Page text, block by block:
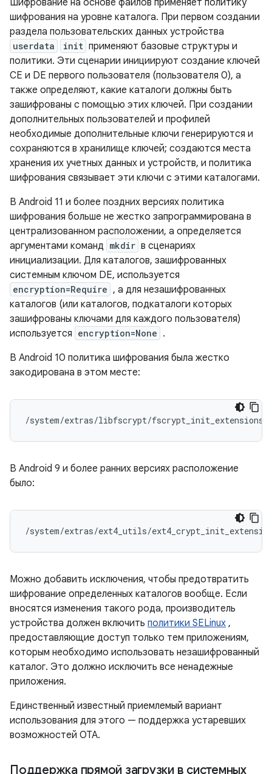
Шифрование на основе файлов применяет политику
шифрования на уровне каталога. При первом создании
раздела пользовательских данных устройства
userdata init применяют базовые структуры и
политики. Эти сценарии инициируют создание ключей
CE и DE первого пользователя (пользователя 0), а
также определяют, какие каталоги должны быть
зашифрованы с помощью этих ключей. При создании
дополнительных пользователей и профилей
необходимые дополнительные ключи генерируются и
сохраняются в хранилище ключей; создаются места
хранения их учетных данных и устройств, и политика
шифрования связывает эти ключи с этими каталогами.
В Android 11 и более поздних версиях политика
шифрования больше не жестко запрограммирована в
централизованном расположении, а определяется
аргументами команд mkdir в сценариях
инициализации. Для каталогов, зашифрованных
системным ключом DE, используется
encryption=Require , а для незашифрованных
каталогов (или каталогов, подкаталоги которых
зашифрованы ключами для каждого пользователя)
используется encryption=None .
В Android 10 политика шифрования была жестко
закодирована в этом месте:
/system/extras/libfscrypt/
В Android 9 и более ранних версиях расположение
было:
/system/extras/ext4_utils/
Можно добавить исключения, чтобы предотвратить
шифрование определенных каталогов вообще. Если
вносятся изменения такого рода, производитель
устройства должен включить политики SELinux ,
предоставляющие доступ только тем приложениям,
которым необходимо использовать незашифрованный
каталог. Это должно исключить все ненадежные
приложения.
Единственный известный приемлемый вариант
использования для этого — поддержка устаревших
возможностей OTA.
Поддержка прямой загрузки в системных